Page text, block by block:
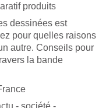
produits
dessinées est
pour quelles raisons
autre. Conseils pour
la bande
- société -